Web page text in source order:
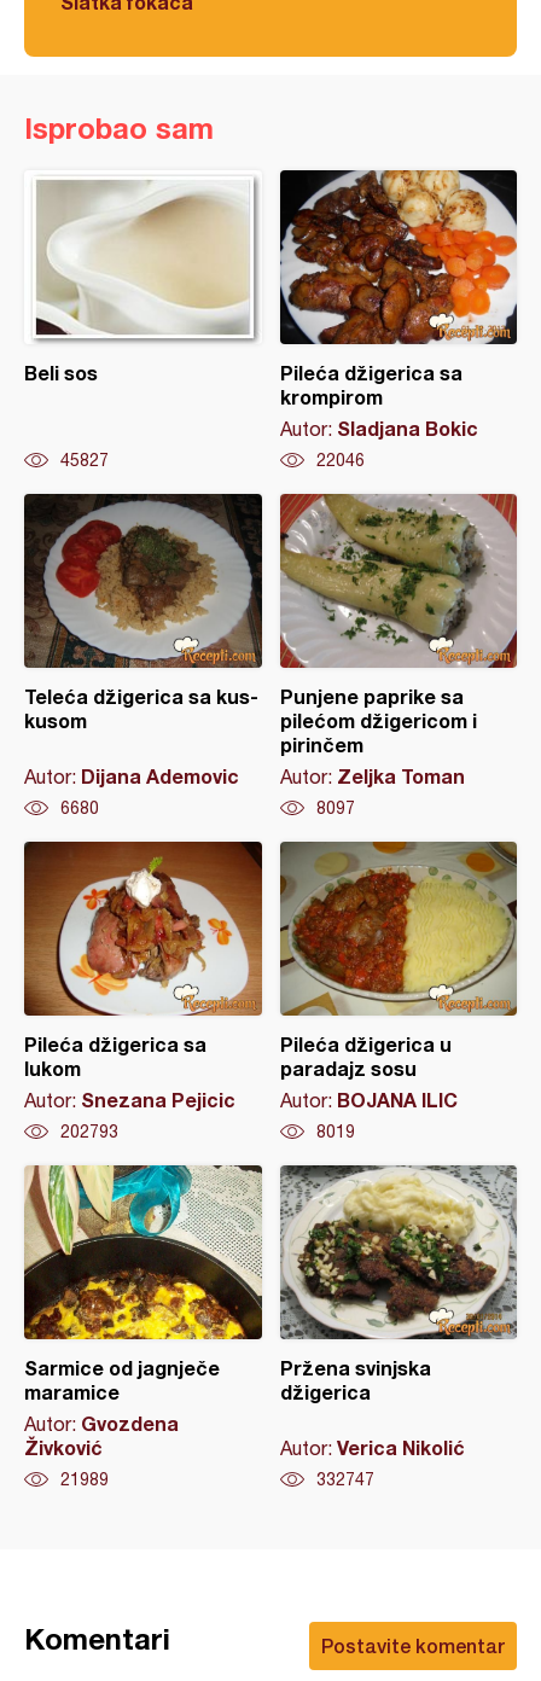
Isprobao sam
Beli sos
45827
Pileća džigerica sa
krompirom
Autor: Sladjana Bokic
22046
Teleća džigerica sa kus-
kusom
Autor: Dijana Ademovic
6680
Punjene paprike sa
pilećom džigericom i
pirinčem
Autor: Zeljka Toman
8097
Pileća džigerica sa
lukom
Autor: Snezana Pejicic
202793
Pileća džigerica u
paradajz sosu
Autor: BOJANA ILIC
8019
Sarmice od jagnječe
maramice
Autor: Gvozdena
Živković
21989
Pržena svinjska
džigerica
Autor: Verica Nikolić
332747
Postavite komentar
Komentari